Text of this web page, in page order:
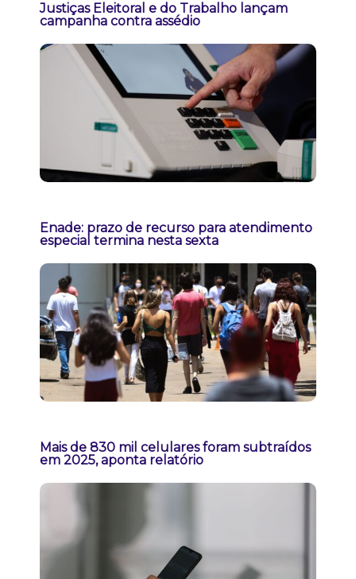
Justiças Eleitoral e do Trabalho lançam
campanha contra assédio
Enade: prazo de recurso para atendimento
especial termina nesta sexta
Mais de 830 mil celulares foram subtraídos
em 2025, aponta relatório